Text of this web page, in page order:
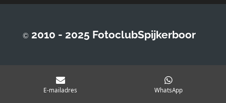
© 2010 - 2025 FotoclubSpijkerboor
E-mailadres WhatsApp